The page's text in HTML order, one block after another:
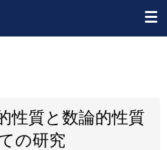
性質と数論的性質
の研究